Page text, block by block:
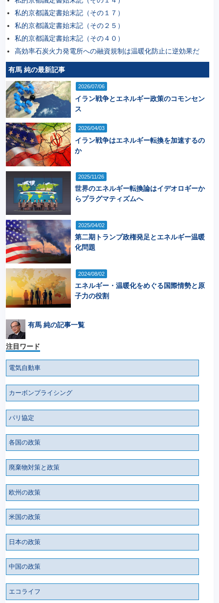
私的京都議定書始末記（その１７）
私的京都議定書始末記（その２５）
私的京都議定書始末記（その４０）
高効率石炭火力発電所への融資規制は温暖化防止に逆効果だ
有馬 純の最新記事
2026/07/06
イラン戦争とエネルギー政策のコモンセン
ス
2026/04/03
イラン戦争はエネルギー転換を加速するの
か
2025/11/26
世界のエネルギー転換論はイデオロギーか
らプラグマティズムへ
2025/04/02
第二期トランプ政権発足とエネルギー温暖
化問題
2024/08/02
エネルギー・温暖化をめぐる国際情勢と原
子力の役割
有馬 純の記事一覧
注目ワード
電気自動車
カーボンプライシング
パリ協定
各国の政策
廃棄物対策と政策
欧州の政策
米国の政策
日本の政策
中国の政策
エコライフ